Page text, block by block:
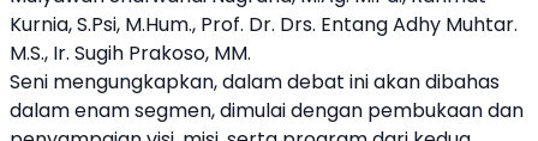
Kurnia, S.Psi, M.Hum., Prof. Dr. Drs. Entang Adhy Muhtar.
M.S., Ir. Sugih Prakoso, MM.
Seni mengungkapkan, dalam debat ini akan dibahas
dalam enam segmen, dimulai dengan pembukaan dan